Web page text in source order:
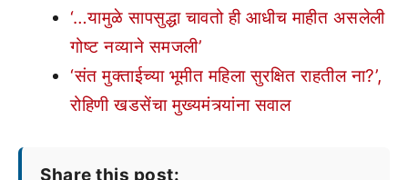
‘…यामुळे सापसुद्धा चावतो ही आधीच माहीत असलेली
गोष्ट नव्याने समजली’
‘संत मुक्ताईच्या भूमीत महिला सुरक्षित राहतील ना?’,
रोहिणी खडसेंचा मुख्यमंत्र्यांना सवाल
Share this post: